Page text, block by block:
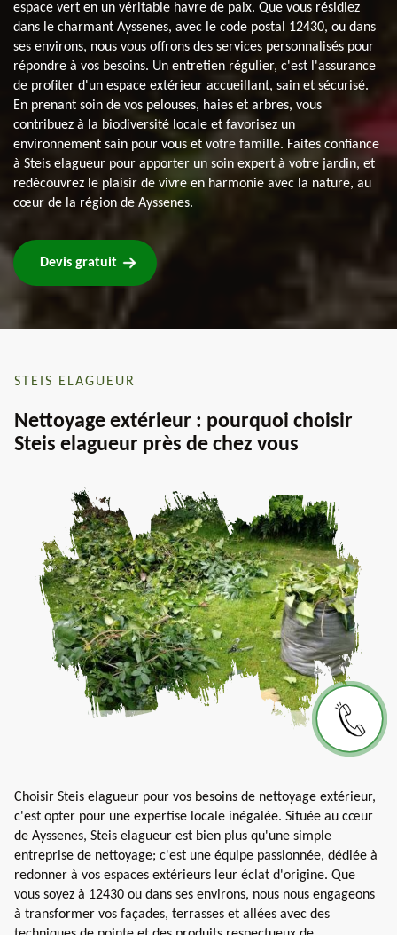
espace vert en un véritable havre de paix. Que vous résidiez
dans le charmant Ayssenes, avec le code postal 12430, ou dans
ses environs, nous vous offrons des services personnalisés pour
répondre à vos besoins. Un entretien régulier, c'est l'assurance
de profiter d'un espace extérieur accueillant, sain et sécurisé.
En prenant soin de vos pelouses, haies et arbres, vous
contribuez à la biodiversité locale et favorisez un
environnement sain pour vous et votre famille. Faites confiance
à Steis elagueur pour apporter un soin expert à votre jardin, et
redécouvrez le plaisir de vivre en harmonie avec la nature, au
cœur de la région de Ayssenes.
Devis gratuit
STEIS ELAGUEUR
Nettoyage extérieur : pourquoi choisir
Steis elagueur près de chez vous
Choisir Steis elagueur pour vos besoins de nettoyage extérieur,
c'est opter pour une expertise locale inégalée. Située au cœur
de Ayssenes, Steis elagueur est bien plus qu'une simple
entreprise de nettoyage; c'est une équipe passionnée, dédiée à
redonner à vos espaces extérieurs leur éclat d'origine. Que
vous soyez à 12430 ou dans ses environs, nous nous engageons
à transformer vos façades, terrasses et allées avec des